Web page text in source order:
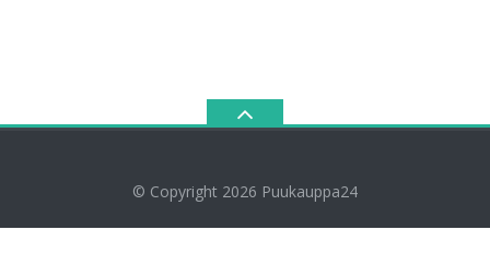
© Copyright 2026 Puukauppa24